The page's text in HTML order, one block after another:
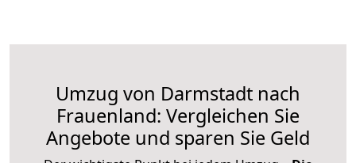
Umzug von Darmstadt nach
Frauenland: Vergleichen Sie
Angebote und sparen Sie Geld